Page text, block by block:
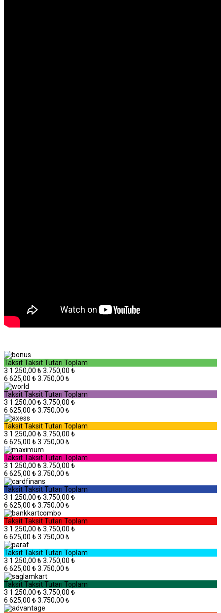
TaksitTaksit Tutarı Toplam
3 1.250,00 ₺3.750,00 ₺
6 625,00 ₺3.750,00 ₺
TaksitTaksit Tutarı Toplam
3 1.250,00 ₺3.750,00 ₺
6 625,00 ₺3.750,00 ₺
TaksitTaksit Tutarı Toplam
3 1.250,00 ₺3.750,00 ₺
6 625,00 ₺3.750,00 ₺
TaksitTaksit Tutarı Toplam
3 1.250,00 ₺3.750,00 ₺
6 625,00 ₺3.750,00 ₺
TaksitTaksit Tutarı Toplam
3 1.250,00 ₺3.750,00 ₺
6 625,00 ₺3.750,00 ₺
TaksitTaksit Tutarı Toplam
3 1.250,00 ₺3.750,00 ₺
6 625,00 ₺3.750,00 ₺
TaksitTaksit Tutarı Toplam
3 1.250,00 ₺3.750,00 ₺
6 625,00 ₺3.750,00 ₺
TaksitTaksit Tutarı Toplam
3 1.250,00 ₺3.750,00 ₺
6 625,00 ₺3.750,00 ₺